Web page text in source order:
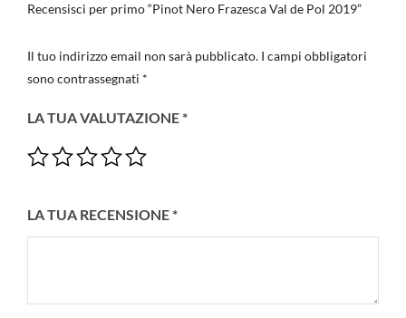
Recensisci per primo “Pinot Nero Frazesca Val de Pol 2019”
Il tuo indirizzo email non sarà pubblicato. I campi obbligatori
sono contrassegnati *
LA TUA VALUTAZIONE*
LA TUA RECENSIONE*